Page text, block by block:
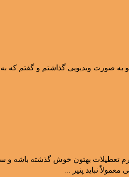
صورت ویدیویی گذاشتم و گفتم که
با تأخیر زیاد مبارک. امیدوارم تعطیلات
نباید پنیر …